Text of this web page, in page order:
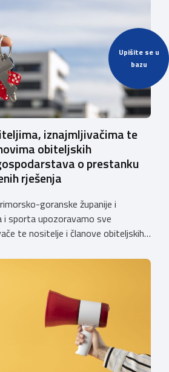
Upišite se u
bazu
iznajmljivačima te
obiteljskih
o prestanku
rješenja
goranske županije i
sporta upozoravamo sve
te nositelje i članove obiteljskih
sukladno Zakonu o
više ne mogu podnositi novi
rješenja, dok već izdana